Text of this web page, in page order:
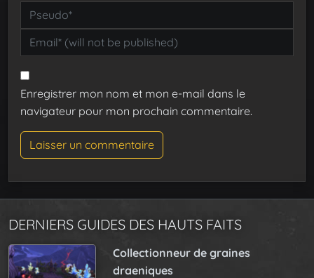
Enregistrer mon nom et mon e-mail dans le
navigateur pour mon prochain commentaire.
DERNIERS GUIDES DES HAUTS FAITS
Collectionneur de graines
draeniques